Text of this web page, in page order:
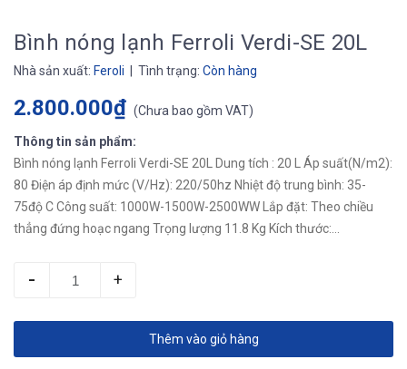
Bình nóng lạnh Ferroli Verdi-SE 20L
Nhà sản xuất: Feroli | Tình trạng: Còn hàng
2.800.000₫ (Chưa bao gồm VAT)
Thông tin sản phẩm:
Bình nóng lạnh Ferroli Verdi-SE 20L Dung tích : 20 L Áp suất(N/m2):
80 Điện áp định mức (V/Hz): 220/50hz Nhiệt độ trung bình: 35-
75độ C Công suất: 1000W-1500W-2500WW Lắp đặt: Theo chiều
thẳng đứng hoạc ngang Trọng lượng 11.8 Kg Kích thước:
- +
Thêm vào giỏ hàng